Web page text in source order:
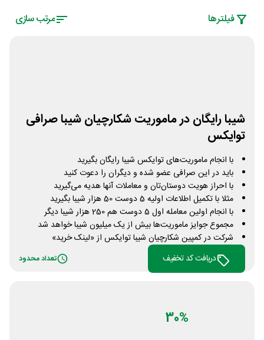
فیلتر‌ها مرتب سازی
شیبا رایگان در ماموریت شکارچیان شیبا صرافی
توایکس
با انجام ماموریت‌های توایکس شیبا رایگان بگیرید
باید در این صرافی عضو شده و دیگران را دعوت کنید
با احراز هویت دوستان‌تان و معاملات آنها هدیه می‌گیرید
مثلا با تکمیل اطلاعات اولیه 5 دوست 50 هزار شیبا بگیرید
با انجام اولین معامله اول 5 دوست هم 250 هزار شیبا دیگر
مجموع جوایز ماموریت‌ها بیش از یک میلیون شیبا خواهد شد
شرکت در کمپین شکارچیان شیبا توایکس از «لینک خرید»
دریافت کد تخفیف
تعداد محدود
30%